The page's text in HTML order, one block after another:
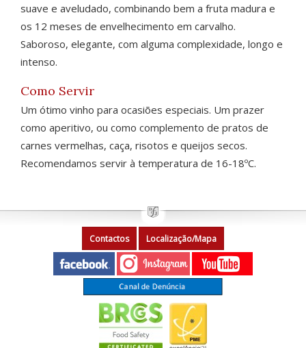
suave e aveludado, combinando bem a fruta madura e
os 12 meses de envelhecimento em carvalho.
Saboroso, elegante, com alguma complexidade, longo e
intenso.
Como Servir
Um ótimo vinho para ocasiões especiais. Um prazer
como aperitivo, ou como complemento de pratos de
carnes vermelhas, caça, risotos e queijos secos.
Recomendamos servir à temperatura de 16-18ºC.
Contactos Localização/Mapa